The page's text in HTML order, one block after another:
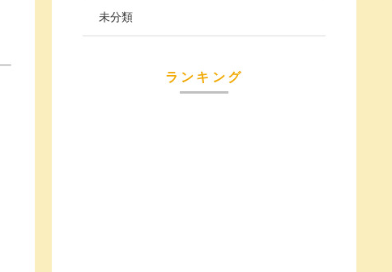
未分類
ランキング